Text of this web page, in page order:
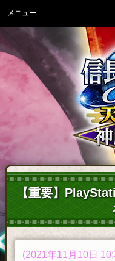
メニュー
トップページ
ゲーム紹介
サービス
コミュニティ
ネットカフェ
【重要】
(2021年11月10日